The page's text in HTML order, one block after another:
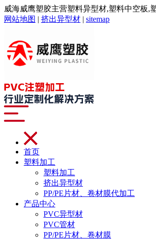
威海威鹰塑胶主营塑料异型材,塑料中空板,
网站地图 | 挤出异型材 | sitemap
首页
塑料加工
塑料加工
挤出异型材
PP/PE片材、卷材膜代加工
产品中心
PVC异型材
PVC管材
PP/PE片材、卷材膜